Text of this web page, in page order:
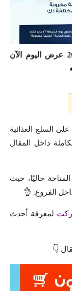
اكتشف عروض كازيون اليوم 29 مايو 2026 عرض اليوم الآن
السلع الغذائية
داخل المقال
حاليًا، حيث
الفروع. 👌
لمعرفة أحدث
👇